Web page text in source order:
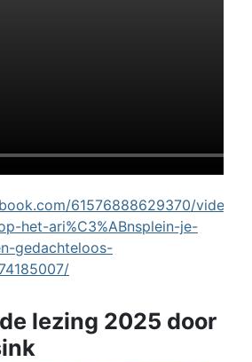
61576888629370/videos/
het-ari%C3%ABnsplein-je-
gedachteloos-
lezing 2025 door